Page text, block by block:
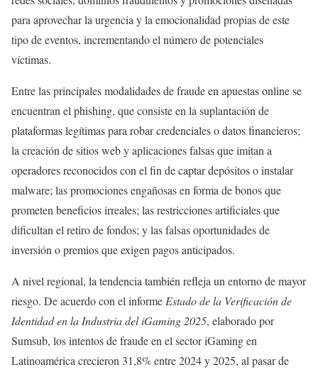
para aprovechar la urgencia y la emocionalidad propias de este
tipo de eventos, incrementando el número de potenciales
víctimas.
Entre las principales modalidades de fraude en apuestas online se
encuentran el phishing, que consiste en la suplantación de
plataformas legítimas para robar credenciales o datos financieros;
la creación de sitios web y aplicaciones falsas que imitan a
operadores reconocidos con el fin de captar depósitos o instalar
malware; las promociones engañosas en forma de bonos que
prometen beneficios irreales; las restricciones artificiales que
dificultan el retiro de fondos; y las falsas oportunidades de
inversión o premios que exigen pagos anticipados.
A nivel regional, la tendencia también refleja un entorno de mayor
riesgo. De acuerdo con el informeEstado de la Verificación de
Identidad en la Industria del iGaming 2025, elaborado por
Sumsub, los intentos de fraude en el sector iGaming en
Latinoamérica crecieron 31,8% entre 2024 y 2025, al pasar de